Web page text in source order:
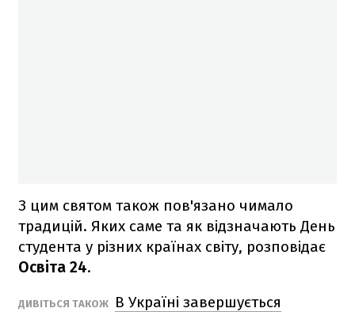
З цим святом також пов'язано чимало
традицій. Яких саме та як відзначають День
студента у різних країнах світу, розповідає
Освіта 24.
ДИВІТЬСЯ ТАКОЖ
В Україні завершується